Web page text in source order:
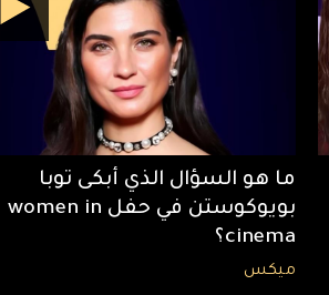
ما هو السؤال الذي أبكى توبا
بويوكوستن في حفل women in
cinema؟
ميكس